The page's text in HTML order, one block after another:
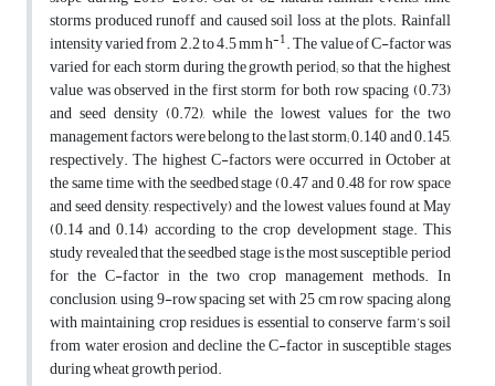
storms produced runoff and caused soil loss at the plots. Rainfall
intensity varied from 2.2 to 4.5 mm h-1. The value of C-factor was
varied for each storm during the growth period; so that the highest
value was observed in the first storm for both row spacing (0.73)
and seed density (0.72), while the lowest values for the two
management factors were belong to the last storm; 0.140 and 0.145,
respectively. The highest C-factors were occurred in October at
the same time with the seedbed stage (0.47 and 0.48 for row space
and seed density, respectively) and the lowest values found at May
(0.14 and 0.14) according to the crop development stage. This
study revealed that the seedbed stage is the most susceptible period
for the C-factor in the two crop management methods. In
conclusion, using 9-row spacing set with 25 cm row spacing along
with maintaining crop residues is essential to conserve farm’s soil
from water erosion and decline the C-factor in susceptible stages
during wheat growth period.